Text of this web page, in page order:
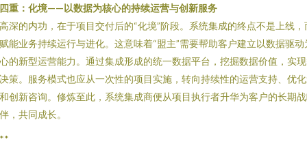
重：化境——以数据为核心的持续运营与创新服务
深的内功，在于项目交付后的“化境”阶段。系统集成的终点不是上线，
能业务持续运行与进化。这意味着“盟主”需要帮助客户建立以数据驱动
的新型运营能力。通过集成形成的统一数据平台，挖掘数据价值，实
策。服务模式也应从一次性的项目实施，转向持续性的运营支持、优
创新咨询。修炼至此，系统集成商便从项目执行者升华为客户的长期
，共同成长。